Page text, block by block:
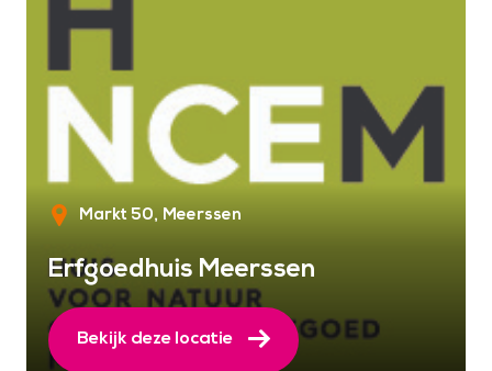
Markt 50 Meerssen
Erfgoedhuis Meerssen
Bekijk deze locatie